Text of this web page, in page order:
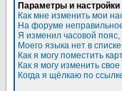
Параметры и
Как мне изменить мои
На форуме
Я изменил часовой
Моего языка нет в
Как я могу поместить
Как я могу изменить
Когда я щёлкаю по